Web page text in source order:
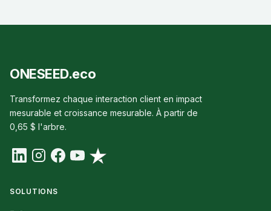
ONESEED.eco
Transformez chaque interaction client en impact
mesurable et croissance mesurable. À partir de
0,65 $ l'arbre.
SOLUTIONS